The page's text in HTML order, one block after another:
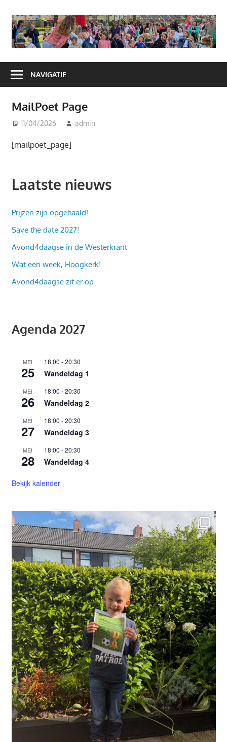
naar
inhoud
NAVIGATIE
MailPoet Page
11/04/2026 admin
[mailpoet_page]
Laatste nieuws
Prijzen zijn opgehaald!
Save the date 2027!
Avond4daagse in de Westerkrant
Wat een week, Hoogkerk!
Avond4daagse zit er op
Agenda 2027
MEI
25
18:00 -20:30
Wandeldag 1
MEI
26
18:00 -20:30
Wandeldag 2
MEI
27
18:00 -20:30
Wandeldag 3
MEI
28
18:00 -20:30
Wandeldag 4
Bekijk kalender